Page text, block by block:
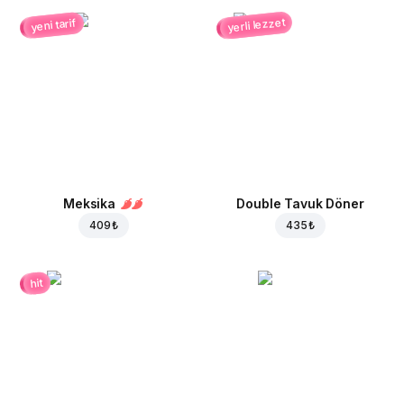
yeni tarif
Meksika
409 ₺
yerli lezzet
Double Tavuk Döner
435 ₺
hit